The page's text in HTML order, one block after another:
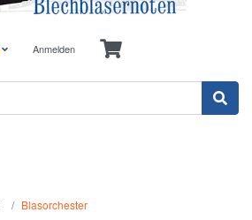
Anmelden
Blasorchester